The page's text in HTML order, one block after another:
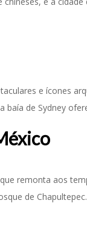
e ícones
baía de Sydney
remonta aos
de